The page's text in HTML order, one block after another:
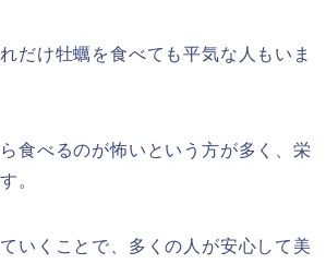
だけ牡蠣を食べても平気な人もいま
食べるのが怖いという方が多く、栄
。
いくことで、多くの人が安心して美